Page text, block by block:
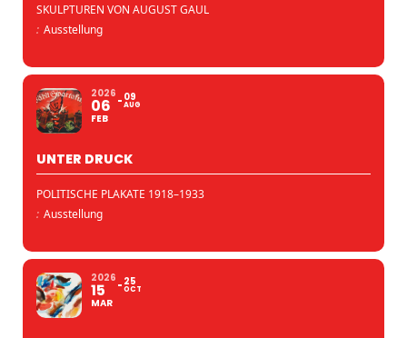
SKULPTUREN VON AUGUST GAUL
: Ausstellung
2026
06
FEB
09
AUG
UNTER DRUCK
POLITISCHE PLAKATE 1918–1933
: Ausstellung
2026
15
MAR
25
OCT